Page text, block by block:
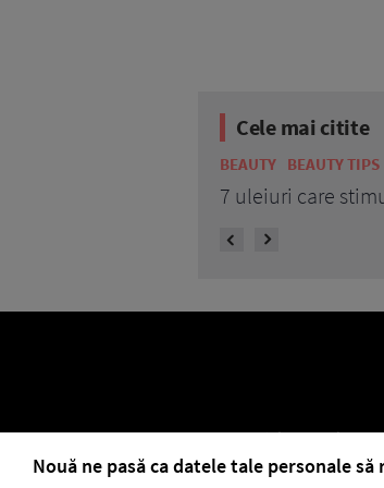
Cele mai citite
BEAUTY BEAUTY TIPS
7 uleiuri care
ELLE Style Awards
Nouă ne pasă ca datele tale personale